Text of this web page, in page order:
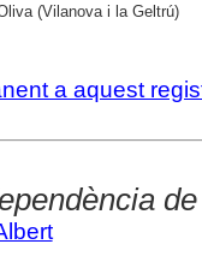
(Vilanova i la Geltrú)
a aquest